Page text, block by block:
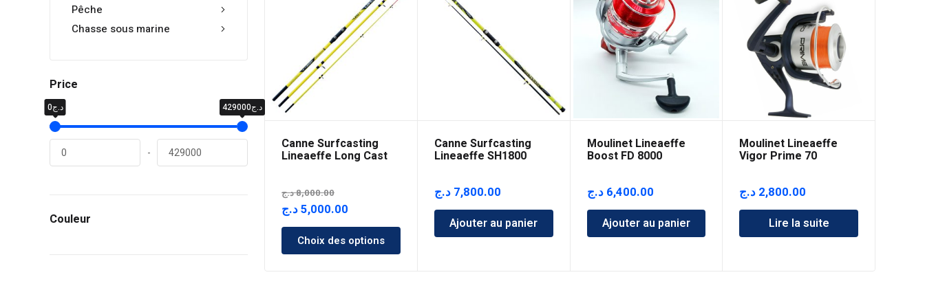
Pêche
Chasse sous marine
Price
د.ج0 د.ج429000
-
Couleur
Canne Surfcasting
Lineaeffe Long Cast
8,000.00د.ج
Le
prix
initial
était :
5,000.00د.ج
prix
actuel
est :
Choix des options
Canne Surfcasting
Lineaeffe SH1800
7,800.00 د.ج
Ajouter au panier
Moulinet Lineaeffe
Boost FD 8000
6,400.00 د.ج
Ajouter au panier
Moulinet Lineaeffe
Vigor Prime 70
2,800.00 د.ج
Lire la suite